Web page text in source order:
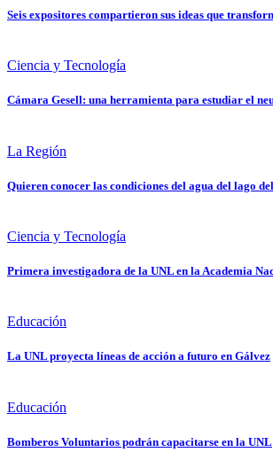
Seis expositores compartieron sus ideas que
Ciencia y Tecnología
Cámara Gesell: una herramienta para estudiar el
La Región
Quieren conocer las condiciones del agua del lago
Ciencia y Tecnología
Primera investigadora de la UNL en la Academia
Educación
La UNL proyecta líneas de acción a futuro en Gálvez
Educación
Bomberos Voluntarios podrán capacitarse en la UNL